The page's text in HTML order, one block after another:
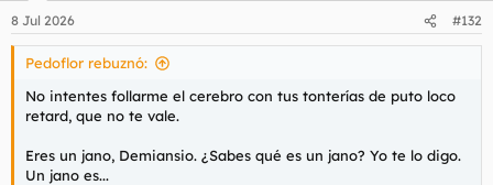
e
s
8 Jul 2026 #132
Pedoflor rebuznó:
No intentes follarme el cerebro con tus tonterías de puto loco
retard, que no te vale.
Eres un jano, Demiansio. ¿Sabes qué es un jano? Yo te lo digo.
Un jano es...